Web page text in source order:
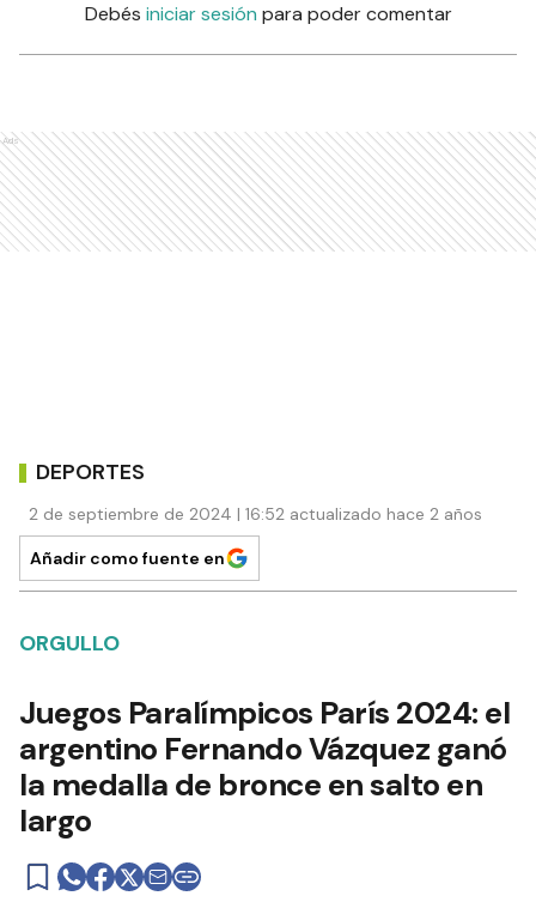
Debés iniciar sesión para poder comentar
Ads
DEPORTES
2 de septiembre de 2024 | 16:52 actualizado hace 2 años
Añadir como fuente en
ORGULLO
Juegos Paralímpicos París 2024: el
argentino Fernando Vázquez ganó
la medalla de bronce en salto en
largo